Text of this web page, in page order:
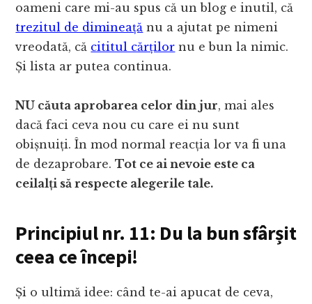
oameni care mi-au spus că un blog e inutil, că
trezitul de dimineață nu a ajutat pe nimeni
vreodată, că cititul cărților nu e bun la nimic.
Și lista ar putea continua.
NU căuta aprobarea celor din jur, mai ales
dacă faci ceva nou cu care ei nu sunt
obișnuiți. În mod normal reacția lor va fi una
de dezaprobare.Tot ce ai nevoie este ca
ceilalți să respecte alegerile tale.
Principiul nr. 11: Du la bun sfârșit
ceea ce începi!
Și o ultimă idee: când te-ai apucat de ceva,